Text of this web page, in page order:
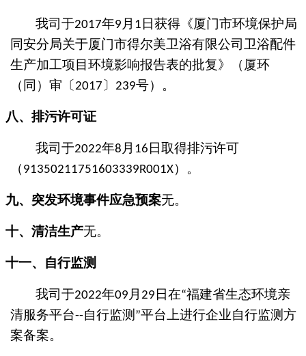
我司于2017年9 月 1 日获得 《厦门市环境保护局
同安分局关于厦门市得尔美卫浴有限公司卫浴配件
生产加工项目环境影响报告表的批复》
（ 厦环
（同）审〔 2017 〕 239号）。
八、 排污许可证
我司于2022年8 月 16 日取得排污许可
（ 91350211751603339R001X）。
九、 突发环境事件应急预案无。
十、 清洁生产无。
十一、 自行监测
我司于2022年09 月 29 日在“福建省生态环境亲
清服务平台--自行监测 ”平台上进行企业自行监测方
案备案。